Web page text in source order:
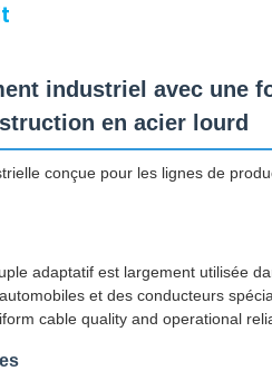
industriel avec une
en acier lourd
conçue pour les lignes de
adaptatif est largement utilisée
et des conducteurs
cable quality and operational